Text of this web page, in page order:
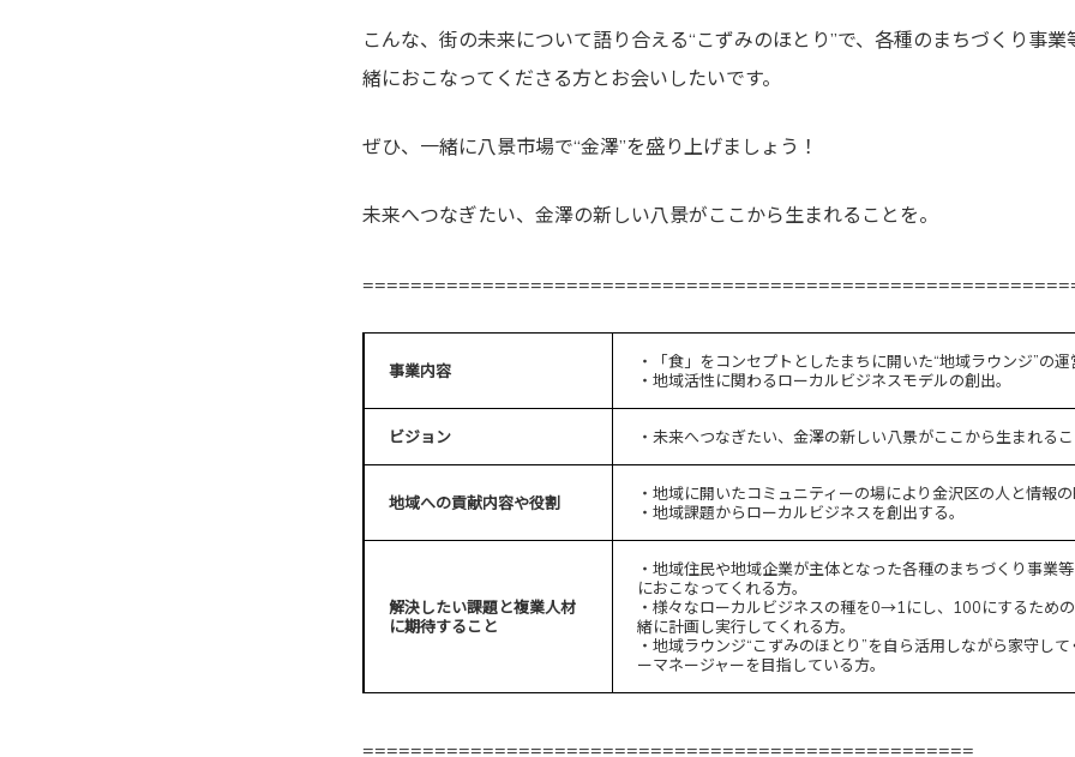
こんな、街の未来について語り合える“こずみのほとり”で、各種のまちづくり事
緒におこなってくださる方とお会いしたいです。
ぜひ、一緒に八景市場で“金澤”を盛り上げましょう！
未来へつなぎたい、金澤の新しい八景がここから生まれることを。
事業内容
・「食」をコンセプトとしたまちに開いた“地域ラウンジ”の運
・地域活性に関わるローカルビジネスモデルの創出。
ビジョン ・未来へつなぎたい、金澤の新しい八景がここから生まれる
地域への貢献内容や役割
・地域に開いたコミュニティーの場により金沢区の人と情報
・地域課題からローカルビジネスを創出する。
解決したい課題と複業人材
に期待すること
・地域住民や地域企業が主体となった各種のまちづくり事業
におこなってくれる方。
・様々なローカルビジネスの種を0→1にし、100にするため
緒に計画し実行してくれる方。
・地域ラウンジ“こずみのほとり”を自ら活用しながら家守し
ーマネージャーを目指している方。
===================================================